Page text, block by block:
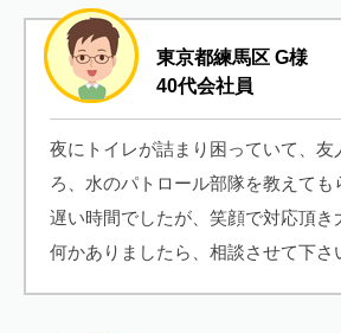
東京都練馬区 G様
40代会社員
夜にトイレが詰まり困っていて、友
ろ、水のパトロール部隊を教えても
遅い時間でしたが、笑顔で対応頂き
何かありましたら、相談させて下さ